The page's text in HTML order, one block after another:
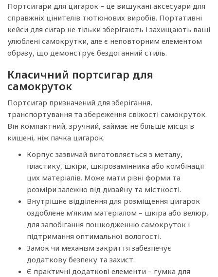
Портсигари для цигарок – це вишукані аксесуари для
справжніх цінителів тютюнових виробів. Портативні
кейси для сигар не тільки зберігають і захищають ваші
улюблені самокрутки, але є неповторним елементом
образу, що демонструє бездоганний стиль.
Класичний портсигар для
самокруток
Портсигар призначений для зберігання,
транспортування та збереження свіжості самокруток.
Він компактний, зручний, займає не більше місця в
кишені, ніж пачка цигарок.
Корпус зазвичай виготовляється з металу,
пластику, шкіри, шкірозамінника або комбінації
цих матеріалів. Може мати різні форми та
розміри залежно від дизайну та місткості.
Внутрішнє відділення для розміщення цигарок
оздоблене м’яким матеріалом – шкіра або велюр,
для запобігання пошкодженню самокруток і
підтримання оптимальної вологості.
Замок чи механізм закриття забезпечує
додаткову безпеку та захист.
Є практичні додаткові елементи – гумка для